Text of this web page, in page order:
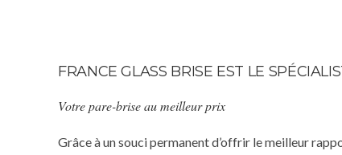
FRANCE GLASS BRISE EST LE
Votre pare-brise au meilleur prix
Grâce à un souci permanent d’offrir le meilleur